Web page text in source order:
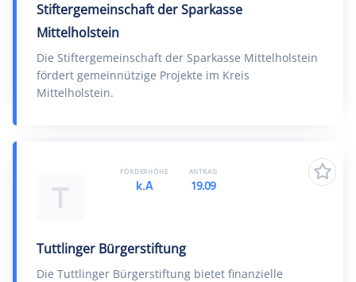
Stiftergemeinschaft der Sparkasse
Mittelholstein
Die Stiftergemeinschaft der Sparkasse Mittelholstein
fördert gemeinnützige Projekte im Kreis
Mittelholstein.
T
Tuttlinger Bürgerstiftung
Die Tuttlinger Bürgerstiftung bietet finanzielle
FÖRDERHÖHE
k.A
ANTRAG
19.09